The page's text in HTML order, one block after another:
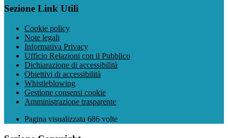
Sezione Link Utili
Cookie policy
Note legali
Informativa Privacy
Ufficio Relazioni con il Pubblico
Dichiarazione di accessibilità
Obiettivi di accessibilità
Whistleblowing
Gestione consensi cookie
Amministrazione trasparente
Pagina visualizzata 686 volte